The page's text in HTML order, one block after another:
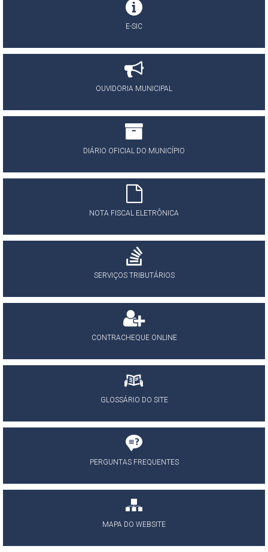
E-SIC
OUVIDORIA MUNICIPAL
DIÁRIO OFICIAL DO MUNICÍPIO
NOTA FISCAL ELETRÔNICA
SERVIÇOS TRIBUTÁRIOS
CONTRACHEQUE ONLINE
GLOSSÁRIO DO SITE
PERGUNTAS FREQUENTES
MAPA DO WEBSITE